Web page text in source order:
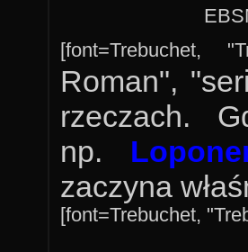
[font=Trebuchet,
Roman",
rzeczach.
np.
zaczyna
[font=Trebuchet,